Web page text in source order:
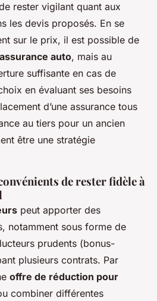
rester vigilant quant aux
les devis proposés. En se
sur le prix, il est possible de
auto, mais au
suffisante en cas de
en évaluant ses besoins
d’une assurance tous
au tiers pour un ancien
être une stratégie
de rester fidèle à
peut apporter des
notamment sous forme de
prudents (bonus-
plusieurs contrats. Par
offre de réduction pour
combiner différentes